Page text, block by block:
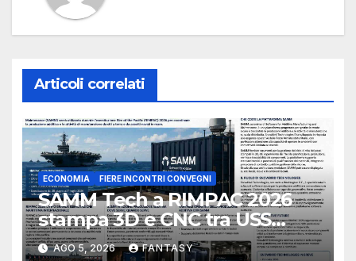
Articoli correlati
ECONOMIA FIERE INCONTRI CONVEGNI
SAMM Tech a RIMPAC 2026
stampa 3D e CNC tra USS
Essex e Schofield Barracks
AGO 5, 2026 FANTASY